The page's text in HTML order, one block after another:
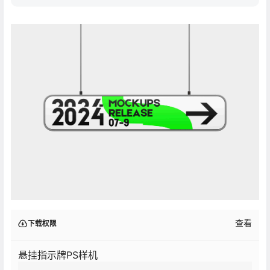
下载权限 查看
悬挂指示牌PS样机